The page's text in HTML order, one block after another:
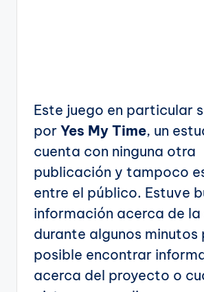
Este juego en particular
por Yes My Time, un
cuenta con ninguna otra
publicación y tampoco
entre el público. Estuve
información acerca de
durante algunos minutos
posible encontrar
acerca del proyecto o